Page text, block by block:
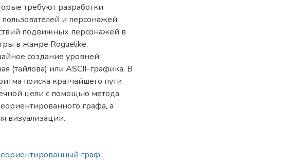
требуют разработки
и персонажей,
подвижных персонажей в
в жанре Roguelike,
создание уровней,
(тайлова) или ASCII-графика. В
поиска кратчайшего пути
цели с помощью метода
графа, а
визуализации.
граф ,